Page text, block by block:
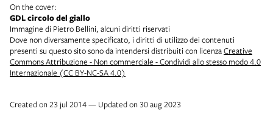
On the cover:
GDL circolo del giallo
Immagine di Pietro Bellini, alcuni diritti riservati
Dove non diversamente specificato, i diritti di utilizzo dei contenuti
presenti su questo sito sono da intendersi distribuiti con licenzaCreative
Commons Attribuzione - Non commerciale - Condividi allo stesso modo 4.0
Internazionale (CC BY-NC-SA 4.0)
Created on 23 jul 2014 — Updated on 30 aug 2023